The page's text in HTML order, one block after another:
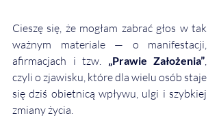
Cieszę się, że mogłam zabrać głos w tak
ważnym materiale — o manifestacji,
afirmacjach i tzw.
„Prawie Założenia”
czyli o zjawisku, które dla wielu osób staje
się dziś obietnicą wpływu, ulgi i szybkiej
zmiany życia.